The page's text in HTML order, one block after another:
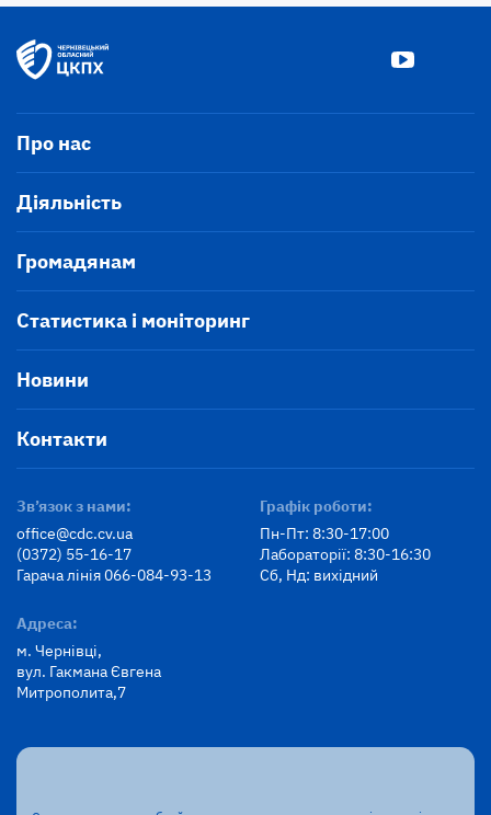
Про нас
Діяльність
Громадянам
Статистика і моніторинг
Новини
Контакти
Зв’язок з нами:
office@cdc.cv.ua
(0372) 55-16-17
Гарача лінія 066-084-93-13
Графік роботи:
Пн-Пт: 8:30-17:00
Лабораторії: 8:30-16:30
Сб, Нд: вихідний
Адреса:
м. Чернівці,
вул. Гакмана Євгена
Митрополита,7